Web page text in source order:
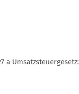
a Umsatzsteuergesetz: